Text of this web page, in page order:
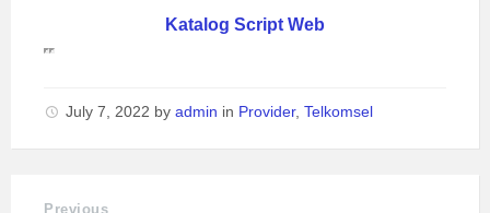
Katalog Script Web
July 7, 2022 by admin in Provider, Telkomsel
Previous